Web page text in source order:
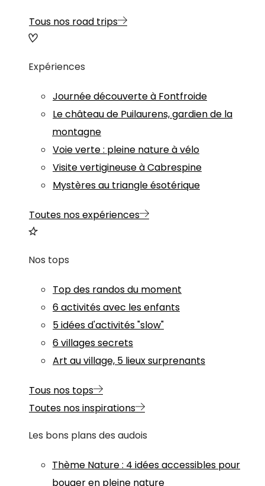
Tous nos road trips
Expériences
Journée découverte à Fontfroide
Le château de Puilaurens, gardien de la
montagne
Voie verte : pleine nature à vélo
Visite vertigineuse à Cabrespine
Mystères au triangle ésotérique
Toutes nos expériences
Nos tops
Top des randos du moment
6 activités avec les enfants
5 idées d'activités "slow"
6 villages secrets
Art au village, 5 lieux surprenants
Tous nos tops
Toutes nos inspirations
Les bons plans des audois
Thème Nature: 4 idées accessibles pour
bouger en pleine nature